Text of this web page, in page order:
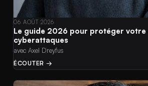
06 AOÛT 2026
Le guide 2026 pour protéger votre
cyberattaques
avec Axel Dreyfus
ÉCOUTER →